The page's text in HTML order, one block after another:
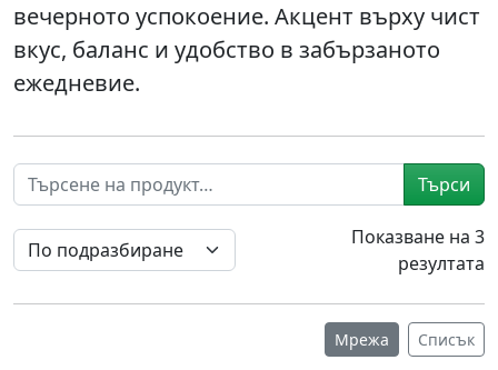
вечерното успокоение. Акцент върху чист
вкус, баланс и удобство в забързаното
ежедневие.
Показване на 3
резултата
Търси
Мрежа Списък